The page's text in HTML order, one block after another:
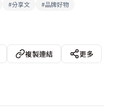
#分享文 #品牌好物
複製連結
更多